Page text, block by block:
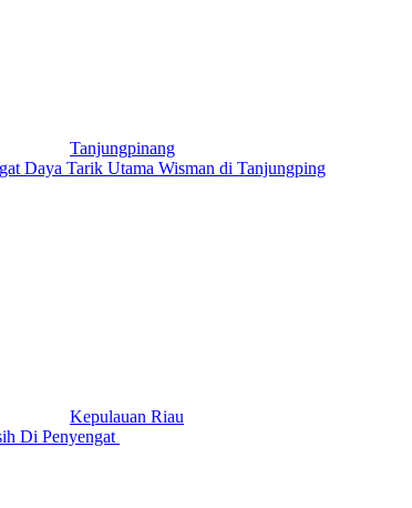
Tanjungpinang
Daya Tarik Utama Wisman di Tanjungping
Kepulauan Riau
Di Penyengat